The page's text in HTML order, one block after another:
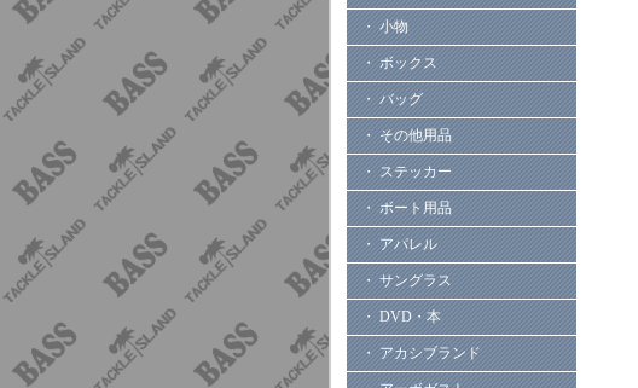
・ 小物
・ ボックス
・ バッグ
・ その他用品
・ ステッカー
・ ボート用品
・ アパレル
・ サングラス
・ DVD・本
・ アカシブランド